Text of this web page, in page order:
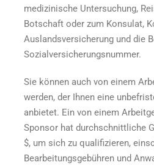
medizinische Untersuchung,
Botschaft oder zum Konsulat,
Auslandsversicherung und die
Sozialversicherungsnummer.
Sie können auch von einem
werden, der Ihnen eine
anbietet. Ein von einem
Sponsor hat durchschnittliche
$, um sich zu qualifizieren,
Bearbeitungsgebühren und